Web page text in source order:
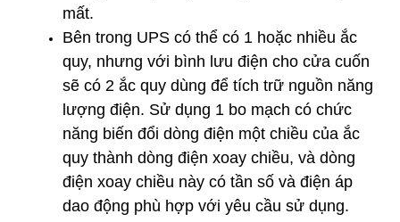
mất.
Bên trong UPS có thể có 1 hoặc nhiều ắc
quy, nhưng với bình lưu điện cho cửa cuốn
sẽ có 2 ắc quy dùng để tích trữ nguồn năng
lượng điện. Sử dụng 1 bo mạch có chức
năng biến đổi dòng điện một chiều của ắc
quy thành dòng điện xoay chiều, và dòng
điện xoay chiều này có tần số và điện áp
dao động phù hợp với yêu cầu sử dụng.